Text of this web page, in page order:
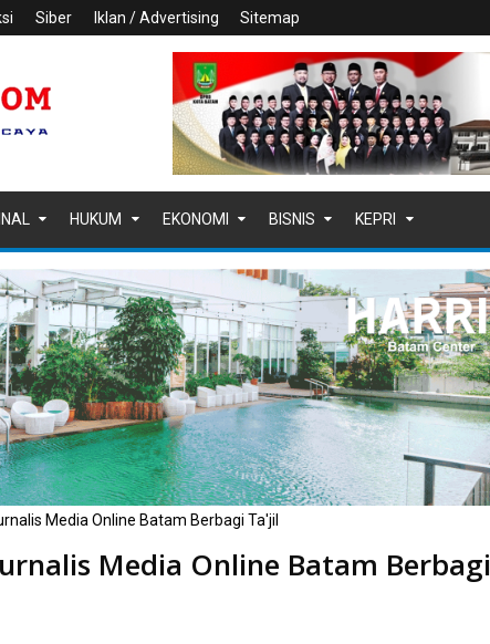
Siber Iklan / Advertising Sitemap
HUKUM EKONOMI BISNIS KEPRI
Media Online Batam Berbagi Ta'jil
Media Online Batam Berbagi